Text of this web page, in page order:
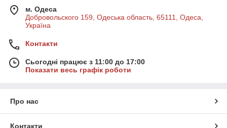
м. Одеса
Добровольского 159, Одеська область, 65111, Одеса,
Україна
Контакти
Сьогодні працює з 11:00 до 17:00
Показати весь графік роботи
Про нас
Контакти